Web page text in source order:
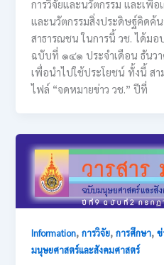
การวิจัยและนวัตกรรม และเพื่
และนวัตกรรมสิ่งประดิษฐ์คิดค้
สาธารณชน ในการนี้ วช. ได้ม
ฉบับที่ ๑๔๑ ประจำเดือน ธันว
เพื่อนำไปใช้ประโยชน์ ทั้งนี้ สา
ไฟล์ “จดหมายข่าว วช.” ปีที่
Information,การวิจัย,การศึกษา,
มนุษยศาสตร์และสังคมศาสตร์